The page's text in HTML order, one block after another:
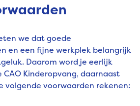
we dat goede
en een fijne werkplek belangrijk
Daarom word je eerlijk
CAO Kinderopvang, daarnaast
volgende voorwaarden rekenen: